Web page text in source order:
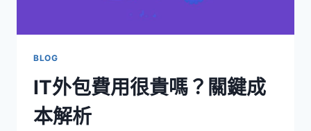
BLOG
IT外包費用很貴嗎？關鍵成
本解析